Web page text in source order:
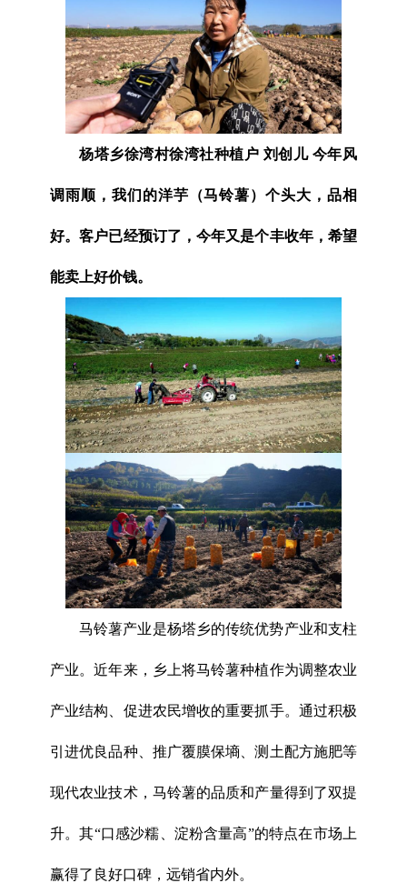
杨塔乡徐湾村徐湾社种植户 刘创儿 今年风
调雨顺，我们的洋芋（马铃薯）个头大，品相
好。客户已经预订了，今年又是个丰收年，希望
能卖上好价钱。
马铃薯产业是杨塔乡的传统优势产业和支柱
产业。近年来，乡上将马铃薯种植作为调整农业
产业结构、促进农民增收的重要抓手。通过积极
引进优良品种、推广覆膜保墒、测土配方施肥等
现代农业技术，马铃薯的品质和产量得到了双提
升。其“口感沙糯、淀粉含量高”的特点在市场上
赢得了良好口碑，远销省内外。